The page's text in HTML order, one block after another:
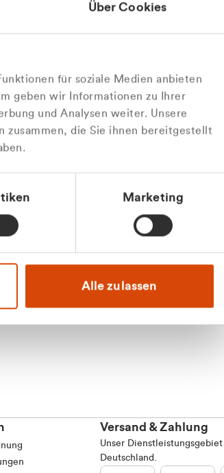
Über Cookies
für soziale Medien anbieten
geben wir Informationen zu Ihrer
und Analysen weiter. Unsere
zusammen, die Sie ihnen bereitgestellt
Marketing
Alle zulassen
persönlich
Julian
Vertrieb -
0216
Versand & Zahlung
Unser
Deutschland.